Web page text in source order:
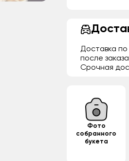
Доставка по
после заказа
Срочная
Фото
собранного
букета